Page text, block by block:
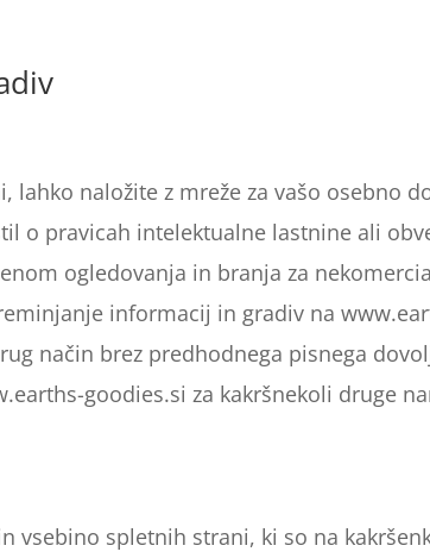
naložite z mreže za vašo osebno
o pravicah intelektualne lastnine ali
ogledovanja in branja za
informacij in gradiv na
način brez predhodnega pisnega
goodies.si za kakršnekoli druge
vsebino spletnih strani, ki so na